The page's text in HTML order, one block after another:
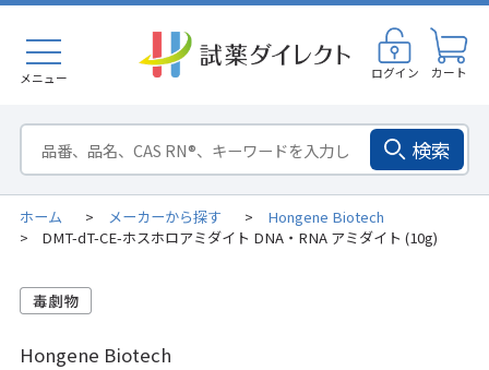
メニュー ログイン カート
検索
ホーム > メーカーから探す > Hongene Biotech
> DMT-dT-CE-ホスホロアミダイト DNA・RNA アミダイト (10g)
Hongene Biotech